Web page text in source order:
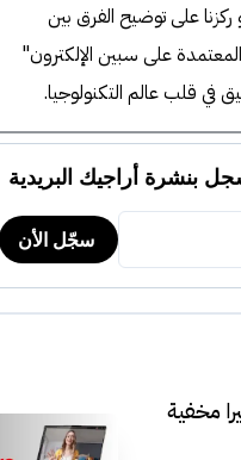
على توضيح الفرق بين
المعتمدة على سبين الإلكترون"
في قلب عالم التكنولوجيا.
مخفية